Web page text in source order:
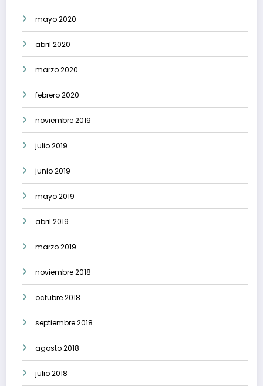
mayo 2020
abril 2020
marzo 2020
febrero 2020
noviembre 2019
julio 2019
junio 2019
mayo 2019
abril 2019
marzo 2019
noviembre 2018
octubre 2018
septiembre 2018
agosto 2018
julio 2018